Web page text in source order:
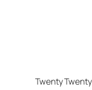
Twenty